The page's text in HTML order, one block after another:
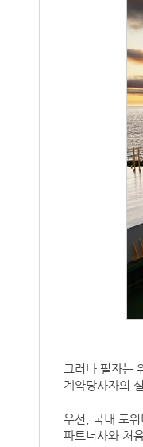
그러나 필자는
계약당사자의
우선, 국내 포
파트너사와 처